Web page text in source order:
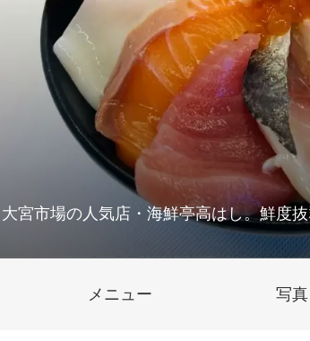
大宮市場の人気店・海鮮亭高はし。鮮度
メニュー 写真